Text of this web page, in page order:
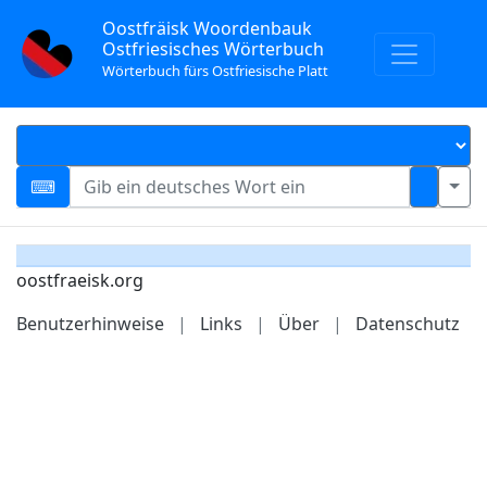
Oostfräisk Woordenbauk
Ostfriesisches Wörterbuch
Wörterbuch fürs Ostfriesische Platt
oostfraeisk.org
Benutzerhinweise
| Links | Über | Datenschutz